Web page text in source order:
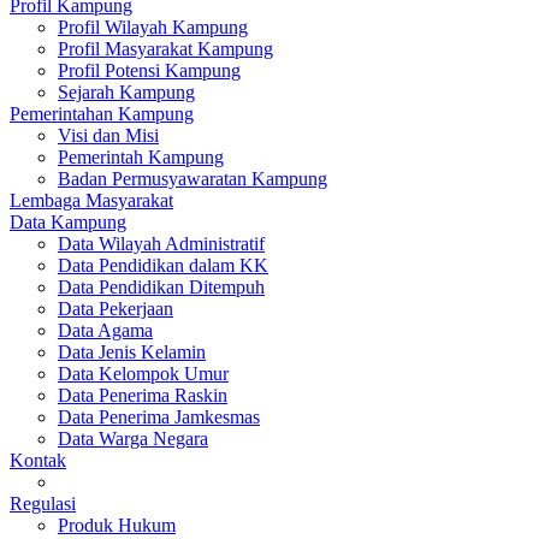
Profil Kampung
Profil Wilayah Kampung
Profil Masyarakat Kampung
Profil Potensi Kampung
Sejarah Kampung
Pemerintahan Kampung
Visi dan Misi
Pemerintah Kampung
Badan Permusyawaratan Kampung
Lembaga Masyarakat
Data Kampung
Data Wilayah Administratif
Data Pendidikan dalam KK
Data Pendidikan Ditempuh
Data Pekerjaan
Data Agama
Data Jenis Kelamin
Data Kelompok Umur
Data Penerima Raskin
Data Penerima Jamkesmas
Data Warga Negara
Kontak
Regulasi
Produk Hukum